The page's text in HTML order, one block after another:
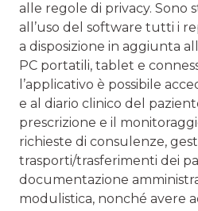
alle regole di privacy. Sono
all’uso del software tutti i
a disposizione in aggiunta
PC portatili, tablet e
l’applicativo è possibile
e al diario clinico del
prescrizione e il
richieste di consulenze,
trasporti/trasferimenti dei
documentazione
modulistica, nonché avere